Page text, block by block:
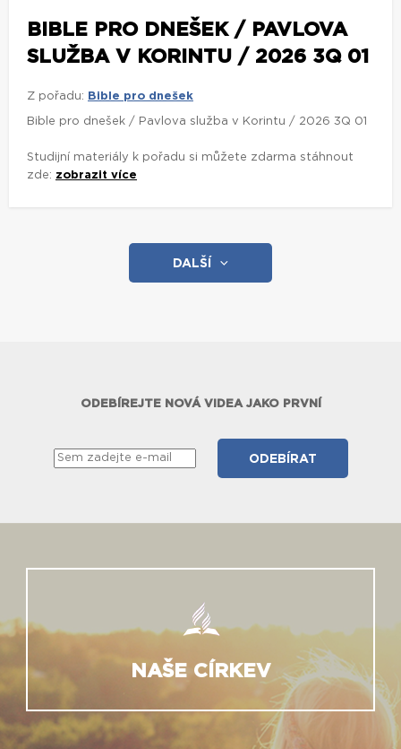
BIBLE PRO DNEŠEK / PAVLOVA
SLUŽBA V KORINTU / 2026 3Q 01
Z pořadu: Bible pro dnešek
Bible pro dnešek / Pavlova služba v Korintu / 2026 3Q 01
Studijní materiály k pořadu si můžete zdarma stáhnout
zde: zobrazit více
DALŠÍ
ODEBÍREJTE NOVÁ VIDEA JAKO PRVNÍ
NAŠE CÍRKEV